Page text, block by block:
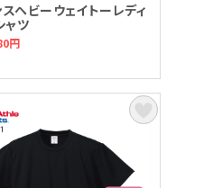
ヘビーウェイトーレディ
ャツ
円